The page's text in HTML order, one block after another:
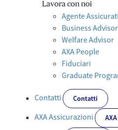
Lavora con noi
Agente
Business Advisor
Welfare Advisor
AXA People
Fiduciari
Graduate
Contatti Contatti
AXA Assicurazioni